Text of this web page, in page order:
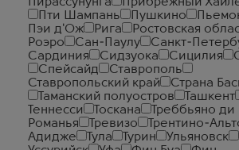
Пти Шампань
Пушкино
Пэи д'Ож
Рига
Ростовская
Роэро
Сан-Паулу
Санкт-
Сардиния
Сидзуока Сицилия
Спейсайд
Ставрополь
Ставропольский край
Страна
Таманский полуостров
Ташкент
Теннесси
Тоскана
Треббьяно ди
Романья
Тревизо
Трентино-
Адидже
Тула Турин
Ульяновск